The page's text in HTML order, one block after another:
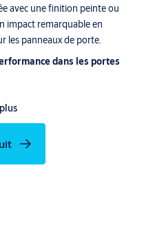
avec une finition peinte ou
impact remarquable en
les panneaux de porte.
dans les portes
que celui du système de
commerciales en verre sont
4 po et de roues de chariot